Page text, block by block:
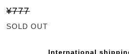
¥777
SOLD OUT
International